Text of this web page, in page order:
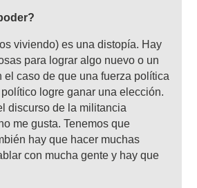
viviendo) es una distopía. Hay
para lograr algo nuevo o un
el caso de que una fuerza política
logre ganar una elección.
discurso de la militancia
me gusta. Tenemos que
hay que hacer muchas
con mucha gente y hay que